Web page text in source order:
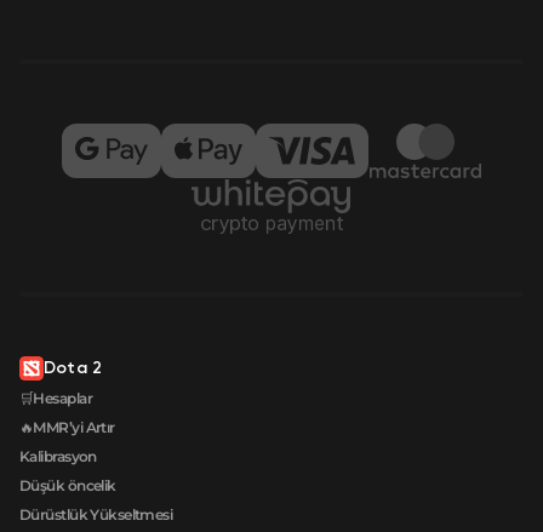
Dota 2
🛒Hesaplar
🔥MMR’yi Artır
Kalibrasyon
Düşük öncelik
Dürüstlük Yükseltmesi